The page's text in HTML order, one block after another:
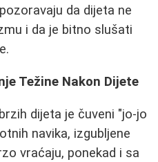
da dijeta ne
i da je bitno slušati
Težine Nakon Dijete
dijeta je čuveni "jo-jo
navika, izgubljene
vraćaju, ponekad i sa